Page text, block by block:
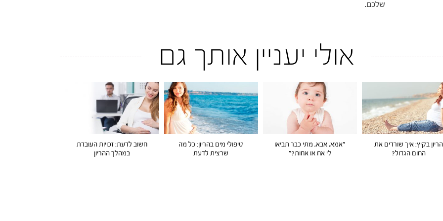
שלכם.
אולי יעניין אותך גם
הריון בקיץ: איך שורדים את
החום הגדול?
"אמא, אבא, מתי כבר תביאו
לי אח או אחות?"
טיפולי מים בהריון: כל מה
שרצית לדעת
חשוב לדעת: זכויות העובדת
במהלך ההריון